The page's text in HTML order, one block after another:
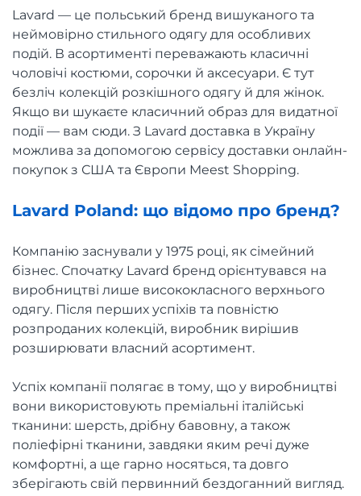
Lavard — це польський бренд вишуканого та
неймовірно стильного одягу для особливих
подій. В асортименті переважають класичні
чоловічі костюми, сорочки й аксесуари. Є тут
безліч колекцій розкішного одягу й для жінок.
Якщо ви шукаєте класичний образ для видатної
події — вам сюди. З Lavard доставка в Україну
можлива за допомогою сервісу доставки онлайн-
покупок з США та Європи Meest Shopping.
Lavard Poland: що відомо про бренд?
Компанію заснували у 1975 році, як сімейний
бізнес. Спочатку Lavard бренд орієнтувався на
виробництві лише висококласного верхнього
одягу. Після перших успіхів та повністю
розпроданих колекцій, виробник вирішив
розширювати власний асортимент.
Успіх компанії полягає в тому, що у виробництві
вони використовують преміальні італійські
тканини: шерсть, дрібну бавовну, а також
поліефірні тканини, завдяки яким речі дуже
комфортні, а ще гарно носяться, та довго
зберігають свій первинний бездоганний вигляд.